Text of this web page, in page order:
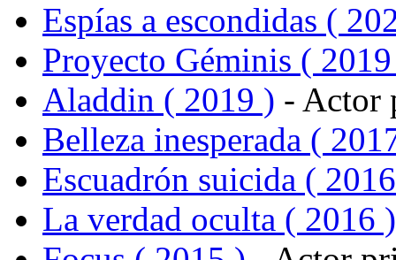
Espías a escondidas (
Proyecto Géminis (
Aladdin ( 2019 ) - Actor
Belleza inesperada (
Escuadrón suicida (
La verdad oculta ( 2016 )